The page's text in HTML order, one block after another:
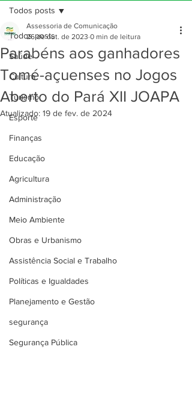
Todos posts
Saúde
Cultura
Turismo
Esporte
Finanças
Educação
Agricultura
Administração
Meio Ambiente
Obras e Urbanismo
Assistência Social e Trabalho
Políticas e Igualdades
Planejamento e Gestão
segurança
Segurança Pública
Todos posts
Parabéns aos ganhadores
Tomé-açuenses no Jogos
Aberto do Pará XII JOAPA
Assessoria de Comunicação
26 de out. de 2023 0 min de leitura
Atualizado: 19 de fev. de 2024